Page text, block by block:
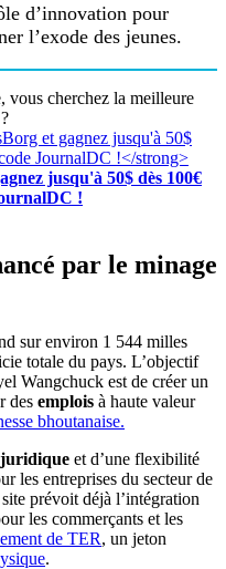
d’innovation pour
l’exode des jeunes.
vous cherchez la meilleure
jusqu'à 50$ dès 100€
!
par le minage
sur environ 1 544 milles
totale du pays. L’objectif
Wangchuck est de créer un
des emplois à haute valeur
bhoutanaise.
juridique et d’une flexibilité
les entreprises du secteur de
prévoit déjà l’intégration
les commerçants et les
de TER, un jeton
.